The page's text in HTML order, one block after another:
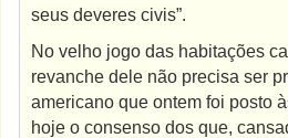
seus deveres civis”.
No velho jogo das habitações
revanche dele não precisa ser
americano que ontem foi posto
hoje o consenso dos que,